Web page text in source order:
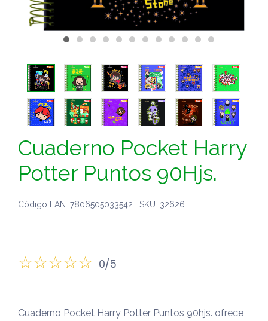
Cuaderno Pocket Harry
Potter Puntos 90Hjs.
Código EAN: 7806505033542 | SKU: 32626
0/5
Cuaderno Pocket Harry Potter Puntos 90hjs. ofrece